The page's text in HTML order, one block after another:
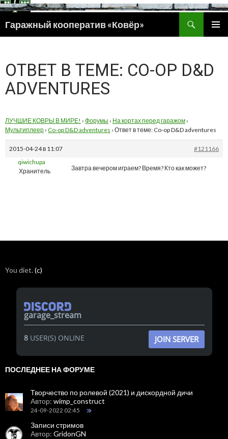
Гаражный кооператив «Ковёр»
ПЕРЕЙТИ
ОТВЕТ В ТЕМЕ: CO-OP D&D
ADVENTURES
ЛУЧШИЕ КОВРЫ В МИРЕ! › Форумы › На кортах перед гаражом ›
Мультиплеер › Co-op D&D adventures › Ответ в теме: Co-op D&D adventures
2015-04-24 в 11:07
#121166
qiwichupa
Хранитель
Завтра вечером играем? Время? Кто как может?
You diet.(c)
garage_stream
8USER(S) ONLINE JOIN SERVER
ПОСЛЕДНЕЕ НА ФОРУМЕ
Творчество по ролевой (2021) и дискордной дичи
Автор: wimp_construct
24-09-2022 02:45
Записи стримов
Автор: GridonGN